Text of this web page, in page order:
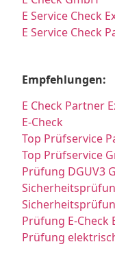
E Service Check
E Service Check
Empfehlungen:
E Check Partner
E-Check
Top Prüfservice
Top Prüfservice
Prüfung DGUV3
Prüfung E-Check
Prüfung